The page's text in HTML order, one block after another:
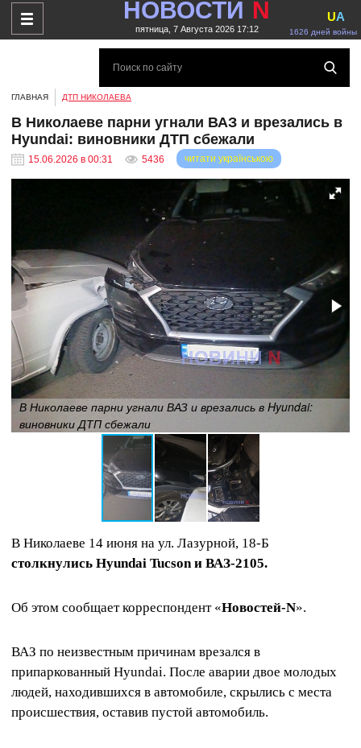
НОВОСТИ N
пятница, 7 Августа 2026 17:12 1626 дней войны
UA
ГЛАВНАЯ ДТП НИКОЛАЕВА
В Николаеве парни угнали ВАЗ и врезались в
Hyundai: виновники ДТП сбежали
15.06.2026 в 00:31 5436 читати українською
В Николаеве парни угнали ВАЗ и врезались в Hyundai:
виновники ДТП сбежали
В Николаеве 14 июня на ул. Лазурной, 18-Б
столкнулись Hyundai Tucson и ВАЗ-2105.
Об этом сообщает корреспондент «Новостей-N».
ВАЗ по неизвестным причинам врезался в
припаркованный Hyundai. После аварии двое молодых
людей, находившихся в автомобиле, скрылись с места
происшествия, оставив пустой автомобиль.